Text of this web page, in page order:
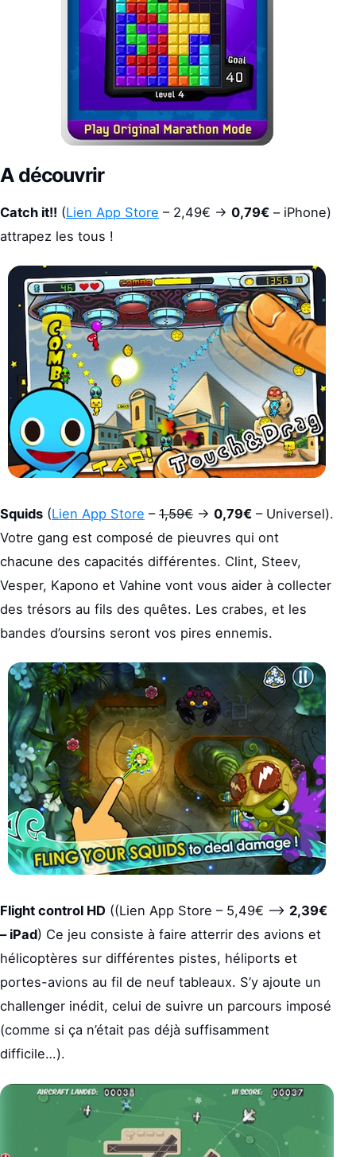
A découvrir
Catch it!! (Lien App Store – 2,49€ -> 0,79€ – iPhone)
attrapez les tous !
Squids (Lien App Store – 1,59€ -> 0,79€ – Universel).
Votre gang est composé de pieuvres qui ont
chacune des capacités différentes. Clint, Steev,
Vesper, Kapono et Vahine vont vous aider à collecter
des trésors au fils des quêtes. Les crabes, et les
bandes d’oursins seront vos pires ennemis.
Flight control HD ((Lien App Store – 5,49€ –> 2,39€
– iPad) Ce jeu consiste à faire atterrir des avions et
hélicoptères sur différentes pistes, héliports et
portes-avions au fil de neuf tableaux. S’y ajoute un
challenger inédit, celui de suivre un parcours imposé
(comme si ça n’était pas déjà suffisamment
difficile…).